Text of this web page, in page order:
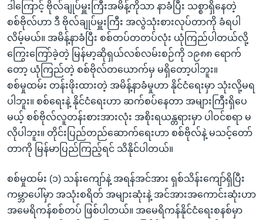
ဒါကြောင့် ဗိုလ်ချုပ်မှူးကြီးအမိန့်ကိုသာ နာခံပြီး သစ္စာရှိနေတဲ့
စစ်ဗိုလ်ဟာ ဒီ ဗိုလ်ချုပ်မှူးကြီး အလွဲသုံးစားလုပ်တာကို ခံရပါ
လိမ့်မယ်။ အမိန့်နာခံပြီး စစ်တပ်တတပ်လုံး ယုံကြည်ပါတယ်လို့
ကြွေးကြော်ခဲ့တဲ့ မြန်မာ့ဆိုရှယ်လစ်လမ်းစဉ်ကို ၁၉၈၈ ရောက်
တော့ ယုံကြည်တဲ့ စစ်ဗိုလ်တယောက်မှ မရှိတော့ပါဘူး။
စစ်မှုထမ်း တန်းဖိုးထားတဲ့ အမိန့်နာခံမှုဟာ နိုင်ငံရေးမှာ သုံးလို့မရ
ပါဘူး။ စစ်ရေးနဲ့ နိုင်ငံရေးဟာ ဆက်စပ်နေတာ အများကြီးရှိပေ
မယ့် စစ်ဗိုလ်လူတန်းစားအားလုံး အစိုးရယန္တရားမှာ ပါဝင်စရာ မ
လိုပါဘူး။ တိုင်းပြည်တည်ဆောက်ရေးဟာ စစ်ဗိုလ်နဲ့ မသင့်တော်
တာကို မြန်မာပြည်ကြည့်ရင် သိနိုင်ပါတယ်။
စစ်မှုထမ်း (၁) သန်းကျော်နဲ့ အရန်အင်အား ရှစ်သိန်းကျော်ရှိပြီး
ကမ္ဘာပေါ်မှာ အသုံးစရိတ် အများဆုံးနဲ့ အင်အားအကောင်းဆုံးဟာ
အမေရိကန်စစ်တပ် ဖြစ်ပါတယ်။ အမေရိကန်နိုင်ငံရေးစနစ်မှာ